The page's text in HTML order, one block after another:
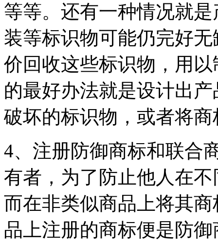
等等。还有一种情况就
装等标识物可能仍完好
价回收这些标识物，用
的最好办法就是设计出
破坏的标识物，或者将
4、注册防御商标和联合
有者，为了防止他人在
而在非类似商品上将其
品上注册的商标便是防